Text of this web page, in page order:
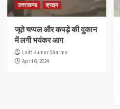
उत्तराखण्ड क्राइम
जूते चप्पल और कपड़े की दुकान
में लगी भयंकर आग
Lalit Kumar Sharma
April 6, 2024